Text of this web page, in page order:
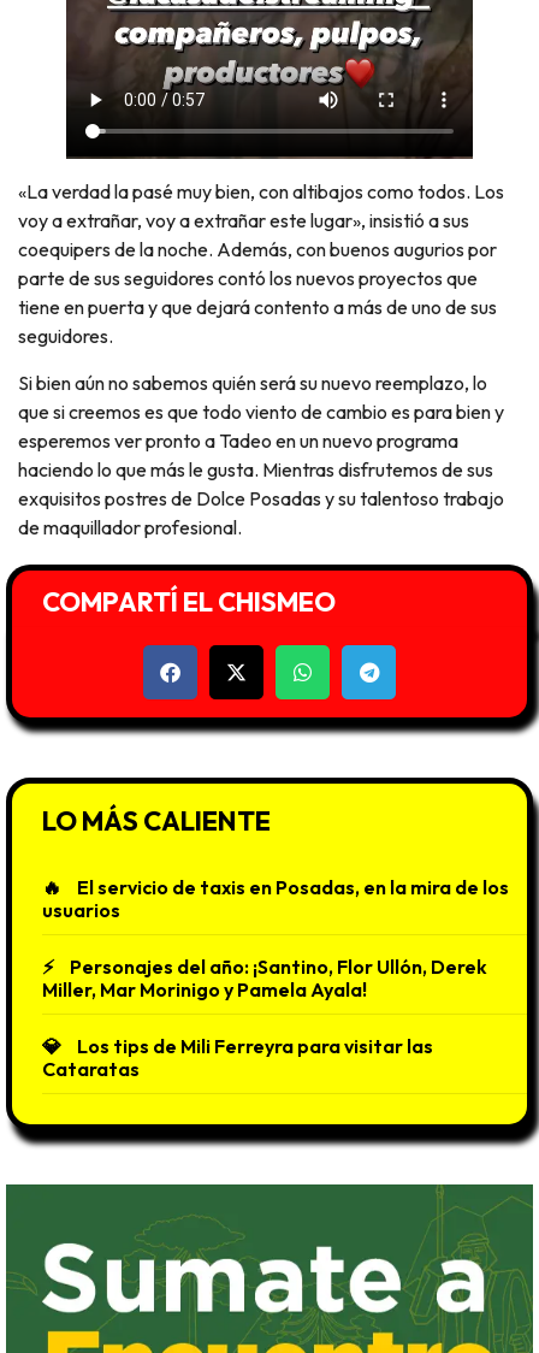
«La verdad la pasé muy bien, con altibajos como todos. Los
voy a extrañar, voy a extrañar este lugar», insistió a sus
coequipers de la noche. Además, con buenos augurios por
parte de sus seguidores contó los nuevos proyectos que
tiene en puerta y que dejará contento a más de uno de sus
seguidores.
Si bien aún no sabemos quién será su nuevo reemplazo, lo
que si creemos es que todo viento de cambio es para bien y
esperemos ver pronto a Tadeo en un nuevo programa
haciendo lo que más le gusta. Mientras disfrutemos de sus
exquisitos postres de Dolce Posadas y su talentoso trabajo
de maquillador profesional.
COMPARTÍ EL CHISMEO
LO MÁS CALIENTE
El servicio de taxis en Posadas, en la mira de los
usuarios
Personajes del año: ¡Santino, Flor Ullón, Derek
Miller, Mar Morinigo y Pamela Ayala!
Los tips de Mili Ferreyra para visitar las
Cataratas